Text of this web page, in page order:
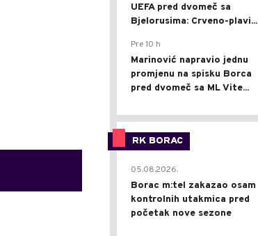
UEFA pred dvomeč sa
Bjelorusima: Crveno-plavi...
Pre 10 h
Marinović napravio jednu
promjenu na spisku Borca
pred dvomeč sa ML Vite...
RK BORAC
05.08.2026.
Borac m:tel zakazao osam
kontrolnih utakmica pred
početak nove sezone